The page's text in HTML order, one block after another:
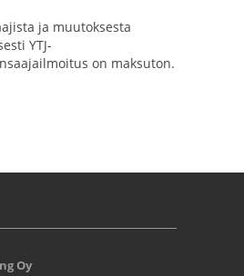
ja muutoksesta
YTJ-
on maksuton.
Oy